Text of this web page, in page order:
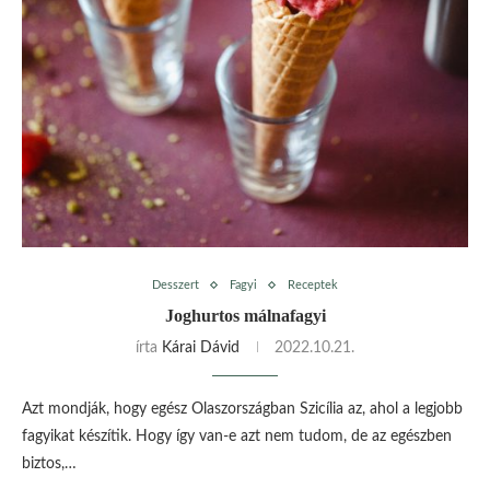
Desszert Fagyi Receptek
Joghurtos málnafagyi
írta Kárai Dávid 2022.10.21.
Azt mondják, hogy egész Olaszországban Szicília az, ahol a legjobb
fagyikat készítik. Hogy így van-e azt nem tudom, de az egészben
biztos,…